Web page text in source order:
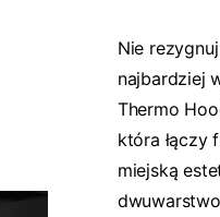
Nie
najbardziej
Thermo
która łączy
miejską